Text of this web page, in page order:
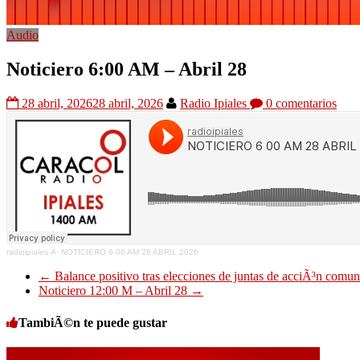
Audio
Noticiero 6:00 AM – Abril 28
28 abril, 202628 abril, 2026 Radio Ipiales 0 comentarios
radioipiales Â· NOTICIERO 6 00 AM 28 ABRIL 2026
← Balance positivo tras elecciones de juntas de acciÃ³n
Noticiero 12:00 M – Abril 28 →
TambiÃ©n te puede gustar